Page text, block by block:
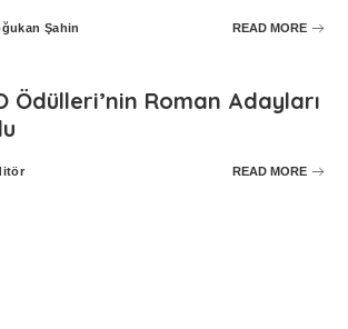
Şahin READ MORE
Ödülleri’nin Roman Adayları
READ MORE